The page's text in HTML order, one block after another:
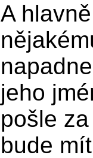
A
jeho
pošle
bude